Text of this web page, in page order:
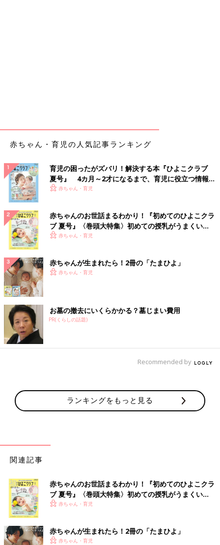
た、新生児でも便秘になることもあります。新
生児の赤ちゃんの便秘の見極め方と解消法をご
紹介します。
Ｑ 何日間うんちが出なかったらケアするべき？
Ａ ４日以上は便秘の可能性も
うんちの回数は、１ヶ月以降は１日３回～２日に１回くらいで、
４日以上出なければ便秘の可能性があります。とくに、
・いきんでも出ない
・おなかが張る
・おっぱいの飲みが悪い
などの場合は受診するようにして。
変わる原因」と「解消法」を知っておこ
う
人の腸の機能が出来上がるのは、生後２歳ごろ
秘になったときの解消法、そして受診する際に
知っておきたいことなどをまとめて解説しま
［気がかり３］うんちのツブツブ
Ｑ うんちに白や緑のツブツブが混ざることが…
クの脂肪分やタンパク質などなので、問題ありません。
【小児科医監修】うんちが出ない…踏ん
ろにあったようで…？
［気がかり４］下痢になったときの着せ方
Ｑ おなかを温めるため腹巻きをしてもいい？
Ａ 汗をかいてさらに脱水症状も…
腹巻きをさせたり、むやみに厚着をさせたりすると、汗をかきや
赤ちゃん・育児の人気記事ランキング
育児の困ったがズバリ！解決する本『ひよこクラブ
夏号』 4カ月～2才になるまで、育児に役立つ情報が
いっぱい！
赤ちゃん・育児
赤ちゃんのお世話まるわかり！『初めてのひよこクラ
ブ 夏号』〈巻頭大特集〉初めての授乳がうまくい
く！ おっぱい・ミルクの基本と夏のトラブル 解決テ
赤ちゃん・育児
赤ちゃんが生まれたら！2冊の「たまひよ」
赤ちゃん・育児
お墓の撤去にいくらかかる？墓じまい費用
PR(くらしの話題)
Recommended by
ランキングをもっと見る
関連記事
赤ちゃんのお世話まるわかり！『初めてのひよこクラ
ブ 夏号』〈巻頭大特集〉初めての授乳がうまくい
く！ おっぱい・ミルクの基本と夏のトラブル 解決テ
赤ちゃん・育児
赤ちゃんが生まれたら！2冊の「たまひよ」
赤ちゃん・育児